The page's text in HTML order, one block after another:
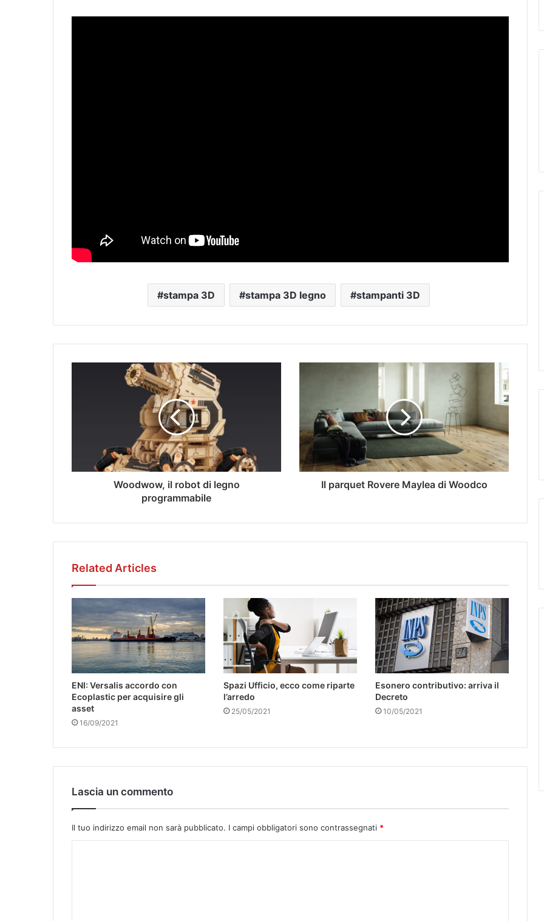
stampa 3D stampa 3D legno stampanti 3D
Woodwow, il robot di legno
programmabile
Il parquet Rovere Maylea di Woodco
Related Articles
ENI: Versalis accordo con
Ecoplastic per acquisire gli
asset
16/09/2021
Spazi Ufficio, ecco come riparte
l’arredo
25/05/2021
Esonero contributivo: arriva il
Decreto
10/05/2021
Lascia un commento
Il tuo indirizzo email non sarà pubblicato. I campi obbligatori sono contrassegnati *